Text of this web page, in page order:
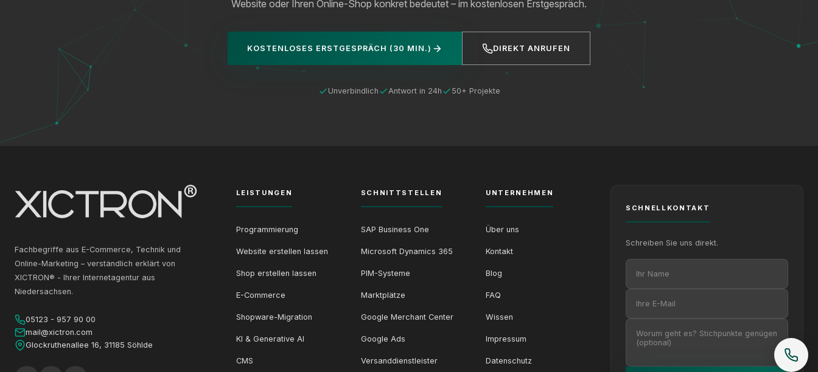
Website oder Ihren Online-Shop konkret bedeutet – im kostenlosen Erstgespräch.
KOSTENLOSES ERSTGESPRÄCH (30 MIN.) DIREKT ANRUFEN
Unverbindlich Antwort in 24h 50+ Projekte
Fachbegriffe aus E-Commerce, Technik und
Online-Marketing – verständlich erklärt von
XICTRON® - Ihrer Internetagentur aus
Niedersachsen.
05123 - 957 90 00
mail@xictron.com
Glockruthenallee 16, 31185 Söhlde
LEISTUNGEN
Programmierung
Website erstellen lassen
Shop erstellen lassen
E-Commerce
Shopware-Migration
KI & Generative AI
CMS
SCHNITTSTELLEN
SAP Business One
Microsoft Dynamics 365
PIM-Systeme
Marktplätze
Google Merchant Center
Google Ads
Versanddienstleister
UNTERNEHMEN
Über uns
Kontakt
Blog
FAQ
Wissen
Impressum
Datenschutz
SCHNELLKONTAKT
Schreiben Sie uns direkt.
Ihr Name
Ihre E-Mail
Ihre Nachricht (optional)